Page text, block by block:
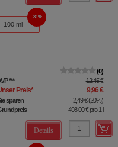
100 ml
31%
0
*** 12,45 €
Preis* 9,96 €
sparen 2,49 €(20%)
498,00 €pro 1 l
Details